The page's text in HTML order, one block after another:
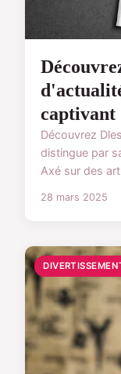
captivant
Découvrez
distingue par
Axé sur des
28 mars 2025